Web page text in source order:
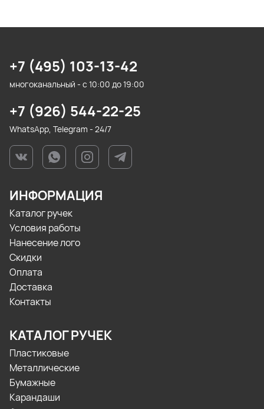
+7 (495) 103-13-42
многоканальный - с 10:00 до 19:00
+7 (926) 544-22-25
WhatsApp, Telegram - 24/7
ИНФОРМАЦИЯ
Каталог ручек
Условия работы
Нанесение лого
Скидки
Оплата
Доставка
Контакты
КАТАЛОГ РУЧЕК
Пластиковые
Металлические
Бумажные
Карандаши